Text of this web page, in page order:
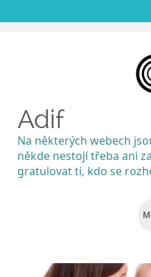
Adif
Na některých webech
někde nestojí třeba ani
gratulovat ti, kdo se